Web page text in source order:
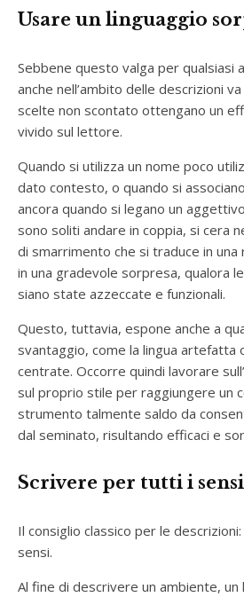
Usare un linguaggio
Sebbene questo valga per qualsiasi
anche nell’ambito delle descrizioni
scelte non scontato ottengano un
vivido sul lettore.
Quando si utilizza un nome poco
dato contesto, o quando si
ancora quando si legano un
sono soliti andare in coppia, si cera
di smarrimento che si traduce in
in una gradevole sorpresa, qualora
siano state azzeccate e funzionali.
Questo, tuttavia, espone anche a
svantaggio, come la lingua artefatta
centrate. Occorre quindi lavorare
sul proprio stile per raggiungere un
strumento talmente saldo da
dal seminato, risultando efficaci e
Scrivere per tutti i sensi
Il consiglio classico per le
sensi.
Al fine di descrivere un ambiente,